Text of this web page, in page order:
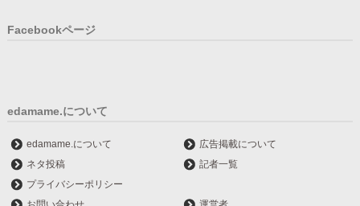
Facebookページ
edamame.について
edamame.について
広告掲載について
ネタ投稿
記者一覧
プライバシーポリシー